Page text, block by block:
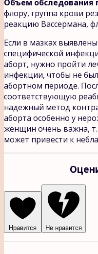
Объем обследования
флору, группа крови
реакцию Вассермана,
Если в мазках
специфической
аборт, нужно пройти
инфекции, чтобы не
абортном периоде.
соответствующую
надежный метод
аборта особенно у
женщин очень важна,
может привести к
Нравится Не нравится